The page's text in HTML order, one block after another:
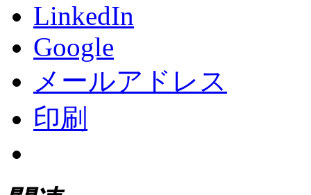
LinkedIn
Google
メールアドレス
印刷